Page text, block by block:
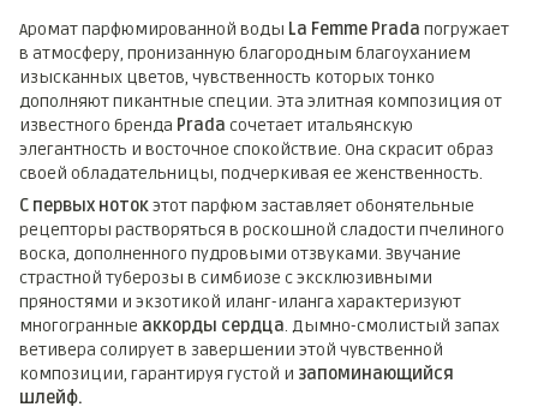
Аромат парфюмированной воды La Femme Prada погружает
в атмосферу, пронизанную благородным благоуханием
изысканных цветов, чувственность которых тонко
дополняют пикантные специи. Эта элитная композиция от
известного бренда Prada сочетает итальянскую
элегантность и восточное спокойствие. Она скрасит образ
своей обладательницы, подчеркивая ее женственность.
С первых нотокэтот парфюм заставляет обонятельные
рецепторы растворяться в роскошной сладости пчелиного
воска, дополненного пудровыми отзвуками. Звучание
страстной туберозы в симбиозе с эксклюзивными
пряностями и экзотикой иланг-иланга характеризуют
многогранные аккорды сердца. Дымно-смолистый запах
ветивера солирует в завершении этой чувственной
композиции, гарантируя густой и запоминающийся
шлейф.